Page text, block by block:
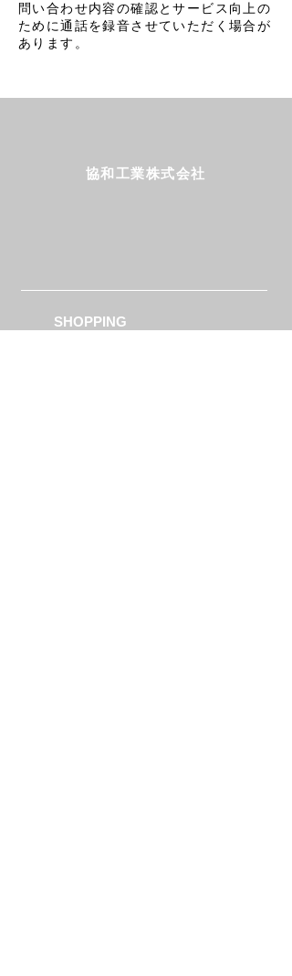
問い合わせ内容の確認とサービス向上の
ために通話を録音させていただく場合が
あります。
協和工業株式会社
SHOPPING